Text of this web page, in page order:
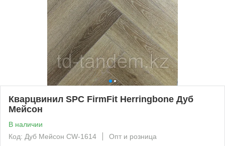
Кварцвинил SPC FirmFit Herringbone Дуб
Мейсон
В наличии
Код: Дуб Мейсон CW-1614
Опт и розница